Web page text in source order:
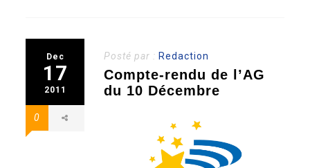
Dec
17
2011
0
Posté par : Redaction
Compte-rendu de l’AG
du 10 Décembre